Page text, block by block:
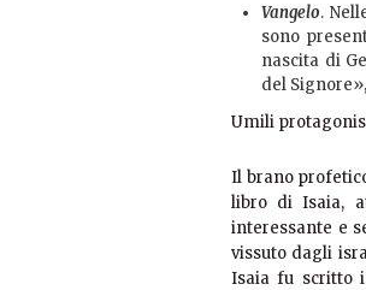
Vangelo.
sono
nascita di
del
Umili
Il brano
libro di Isaia,
interessante e
vissuto dagli
Isaia fu scritto